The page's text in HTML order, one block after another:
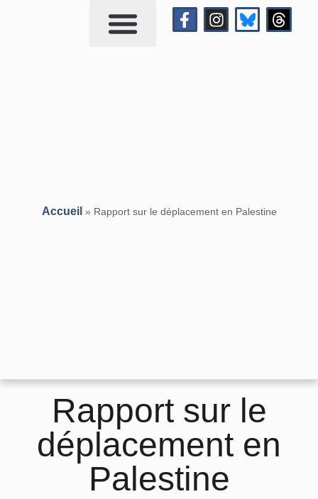
Accueil » Rapport sur le déplacement en Palestine
Rapport sur le
déplacement en
Palestine